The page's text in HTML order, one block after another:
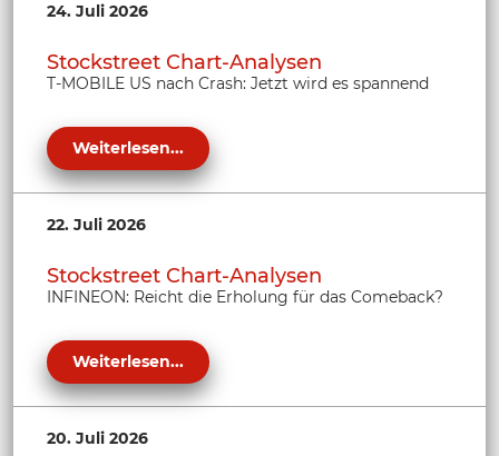
24. Juli 2026
Stockstreet Chart-Analysen
T-MOBILE US nach Crash: Jetzt wird es spannend
Weiterlesen...
22. Juli 2026
Stockstreet Chart-Analysen
INFINEON: Reicht die Erholung für das Comeback?
Weiterlesen...
20. Juli 2026